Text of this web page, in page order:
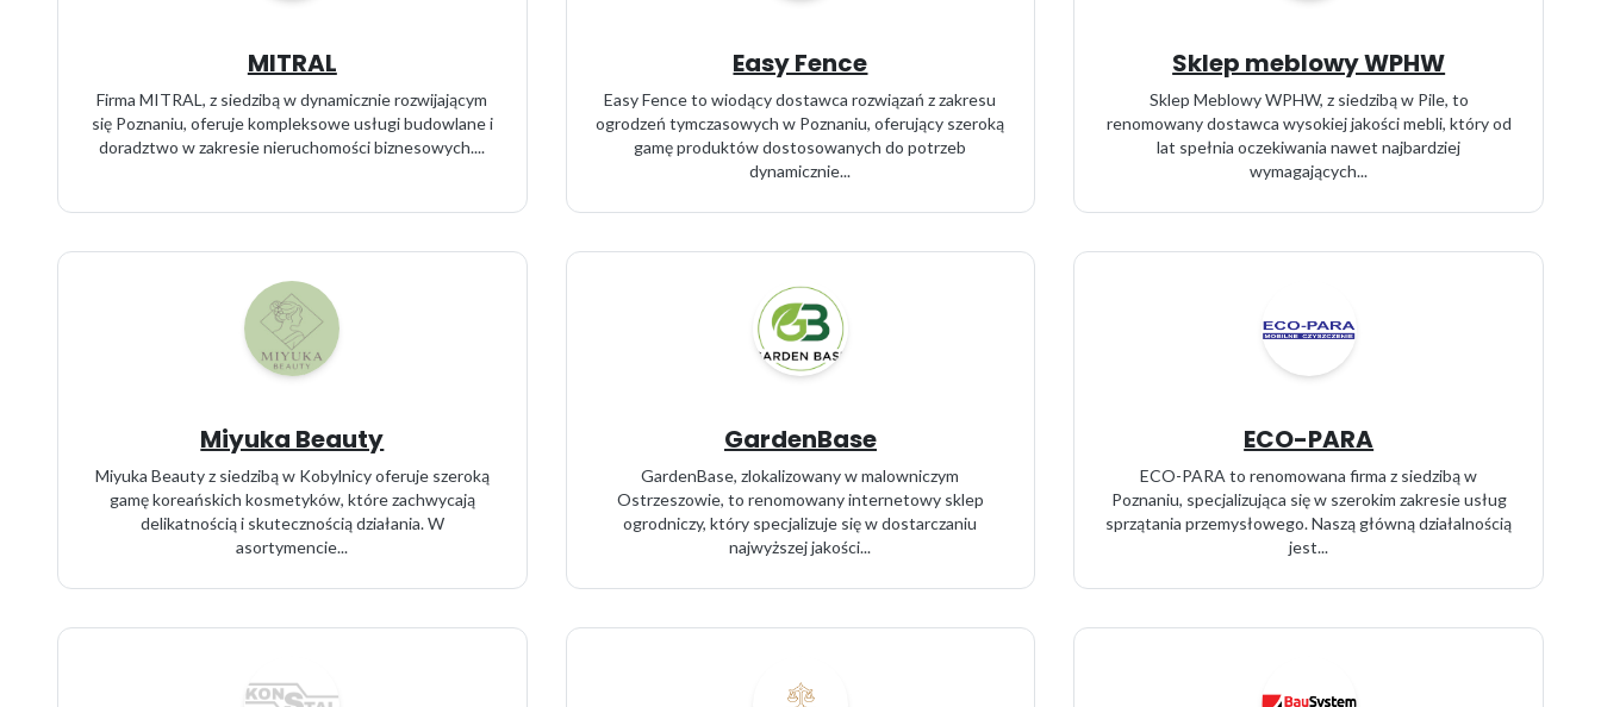
MITRAL
Firma MITRAL, z siedzibą w dynamicznie rozwijającym
się Poznaniu, oferuje kompleksowe usługi budowlane i
doradztwo w zakresie nieruchomości biznesowych....
Easy Fence
Easy Fence to wiodący dostawca rozwiązań z zakresu
ogrodzeń tymczasowych w Poznaniu, oferujący szeroką
gamę produktów dostosowanych do potrzeb
dynamicznie...
Sklep meblowy WPHW
Sklep Meblowy WPHW, z siedzibą w Pile, to
renomowany dostawca wysokiej jakości mebli, który od
lat spełnia oczekiwania nawet najbardziej
wymagających...
Miyuka Beauty
Miyuka Beauty z siedzibą w Kobylnicy oferuje szeroką
gamę koreańskich kosmetyków, które zachwycają
delikatnością i skutecznością działania. W
asortymencie...
GardenBase
GardenBase, zlokalizowany w malowniczym
Ostrzeszowie, to renomowany internetowy sklep
ogrodniczy, który specjalizuje się w dostarczaniu
najwyższej jakości...
ECO-PARA
ECO-PARA to renomowana firma z siedzibą w
Poznaniu, specjalizująca się w szerokim zakresie usług
sprzątania przemysłowego. Naszą główną działalnością
jest...